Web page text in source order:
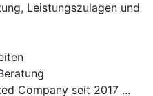
Leistungszulagen und
Company seit 2017 ...